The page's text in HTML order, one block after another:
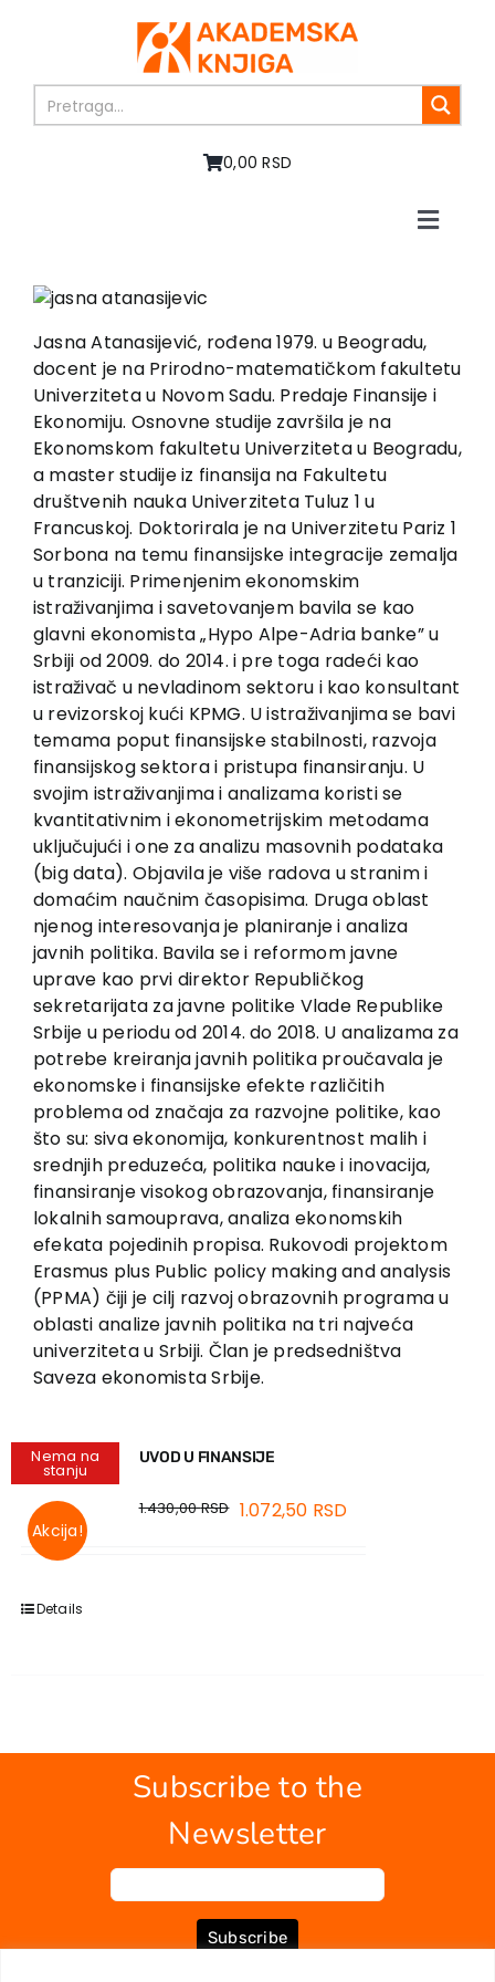
0,00 RSD
Toggle
About us
In preparation
Sale
Authors
News
EU PROJECTS
Contact
Jasna Atanasijević, rođena 1979. u Beogradu,
docent je na Prirodno-matematičkom fakultetu
Univerziteta u Novom Sadu. Predaje Finansije i
Ekonomiju. Osnovne studije završila je na
Ekonomskom fakultetu Univerziteta u Beogradu,
a master studije iz finansija na Fakultetu
društvenih nauka Univerziteta Tuluz 1 u
Francuskoj. Doktorirala je na Univerzitetu Pariz 1
Sorbona na temu finansijske integracije zemalja
u tranziciji. Primenjenim ekonomskim
istraživanjima i savetovanjem bavila se kao
glavni ekonomista „Hypo Alpe-Adria banke” u
Srbiji od 2009. do 2014. i pre toga radeći kao
istraživač u nevladinom sektoru i kao konsultant
u revizorskoj kući KPMG. U istraživanjima se bavi
temama poput finansijske stabilnosti, razvoja
finansijskog sektora i pristupa finansiranju. U
svojim istraživanjima i analizama koristi se
kvantitativnim i ekonometrijskim metodama
uključujući i one za analizu masovnih podataka
(big data). Objavila je više radova u stranim i
domaćim naučnim časopisima. Druga oblast
njenog interesovanja je planiranje i analiza
javnih politika. Bavila se i reformom javne
uprave kao prvi direktor Republičkog
sekretarijata za javne politike Vlade Republike
Srbije u periodu od 2014. do 2018. U analizama za
potrebe kreiranja javnih politika proučavala je
ekonomske i finansijske efekte različitih
problema od značaja za razvojne politike, kao
što su: siva ekonomija, konkurentnost malih i
srednjih preduzeća, politika nauke i inovacija,
finansiranje visokog obrazovanja, finansiranje
lokalnih samouprava, analiza ekonomskih
efekata pojedinih propisa. Rukovodi projektom
Erasmus plus Public policy making and analysis
(PPMA) čiji je cilj razvoj obrazovnih programa u
oblasti analize javnih politika na tri najveća
univerziteta u Srbiji. Član je predsedništva
Saveza ekonomista Srbije.
Nema na
stanju
Akcija!
UVOD U FINANSIJE
1.430,00RSD 1.072,50 RSD
Details
Subscribe to the
Newsletter
Subscribe